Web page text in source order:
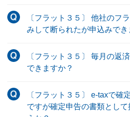
〔フラット３５〕 他社のフ
みして断られたが申込みでき
〔フラット３５〕 毎月の返
できますか？
〔フラット３５〕 e-taxで確
ですが確定申告の書類として